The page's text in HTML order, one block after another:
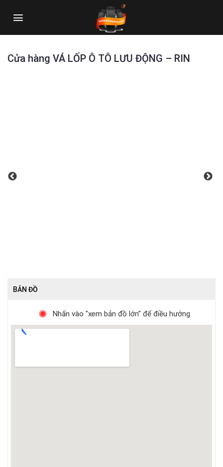
Cửa hàng VÁ LỐP Ô TÔ LƯU ĐỘNG – RIN
BẢN ĐỒ
Nhấn vào "xem bản đồ lớn" để điều hướng